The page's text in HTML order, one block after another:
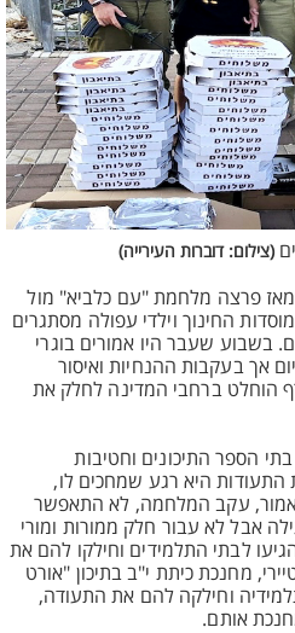
(צילום: דוברות העירייה)
פרצה מלחמת "עם כלביא" מול
החינוך וילדי עפולה מסתגרים
בשבוע שעבר היו אמורים בוגרי
אך בעקבות ההנחיות ואיסור
הוחלט ברחבי המדינה לחלק את
הספר התיכונים וחטיבות
התעודות היא רגע שמחכים לו,
עקב המלחמה, לא התאפשר
אבל לא עבור חלק ממורות ומורי
לבתי התלמידים וחילקו להם את
מחנכת כיתת י"ב בתיכון "אורט
וחילקה להם את התעודה,
אותם.